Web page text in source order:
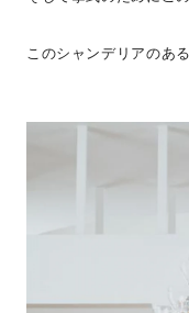
このシャンデリアのあ